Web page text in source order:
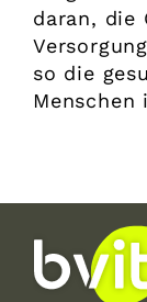
daran, die
so die
Menschen